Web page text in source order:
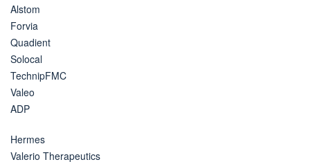
Alstom
Forvia
Quadient
Solocal
TechnipFMC
Valeo
ADP
Hermes
Valerio Therapeutics